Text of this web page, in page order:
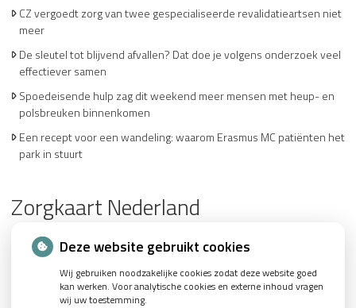
CZ vergoedt zorg van twee gespecialiseerde revalidatieartsen niet
meer
De sleutel tot blijvend afvallen? Dat doe je volgens onderzoek veel
effectiever samen
Spoedeisende hulp zag dit weekend meer mensen met heup- en
polsbreuken binnenkomen
Een recept voor een wandeling: waarom Erasmus MC patiënten het
park in stuurt
Zorgkaart Nederland
Deze website gebruikt cookies
Wij gebruiken noodzakelijke cookies zodat deze website goed
kan werken. Voor analytische cookies en externe inhoud vragen
wij uw toestemming.